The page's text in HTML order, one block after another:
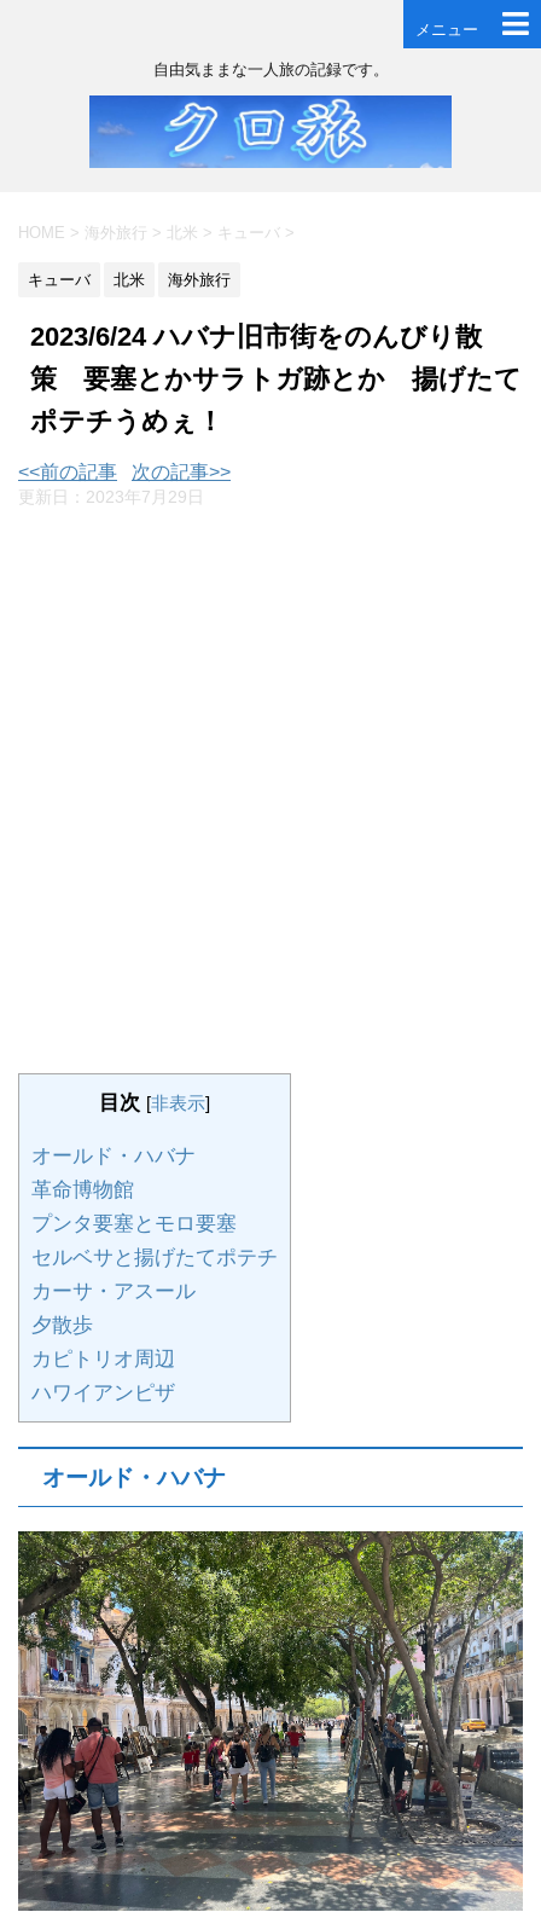
メニュー
自由気ままな一人旅の記録です。
HOME > 海外旅行 > 北米 > キューバ >
キューバ 北米 海外旅行
2023/6/24 ハバナ旧市街をのんびり散
策 要塞とかサラトガ跡とか 揚げたて
ポテチうめぇ！
<<前の記事 次の記事>>
更新日： 2023年7月29日
目次 [非表示]
オールド・ハバナ
革命博物館
プンタ要塞とモロ要塞
セルベサと揚げたてポテチ
カーサ・アスール
夕散歩
カピトリオ周辺
ハワイアンピザ
オールド・ハバナ